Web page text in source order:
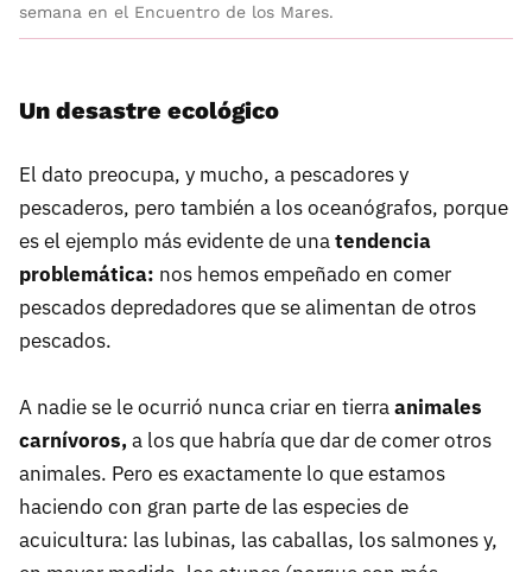
semana en el Encuentro de los Mares.
Un desastre ecológico
El dato preocupa, y mucho, a pescadores y
pescaderos, pero también a los oceanógrafos, porque
es el ejemplo más evidente de unatendencia
problemática: nos hemos empeñado en comer
pescados depredadores que se alimentan de otros
pescados.
A nadie se le ocurrió nunca criar en tierraanimales
carnívoros,a los que habría que dar de comer otros
animales. Pero es exactamente lo que estamos
haciendo con gran parte de las especies de
acuicultura: las lubinas, las caballas, los salmones y,